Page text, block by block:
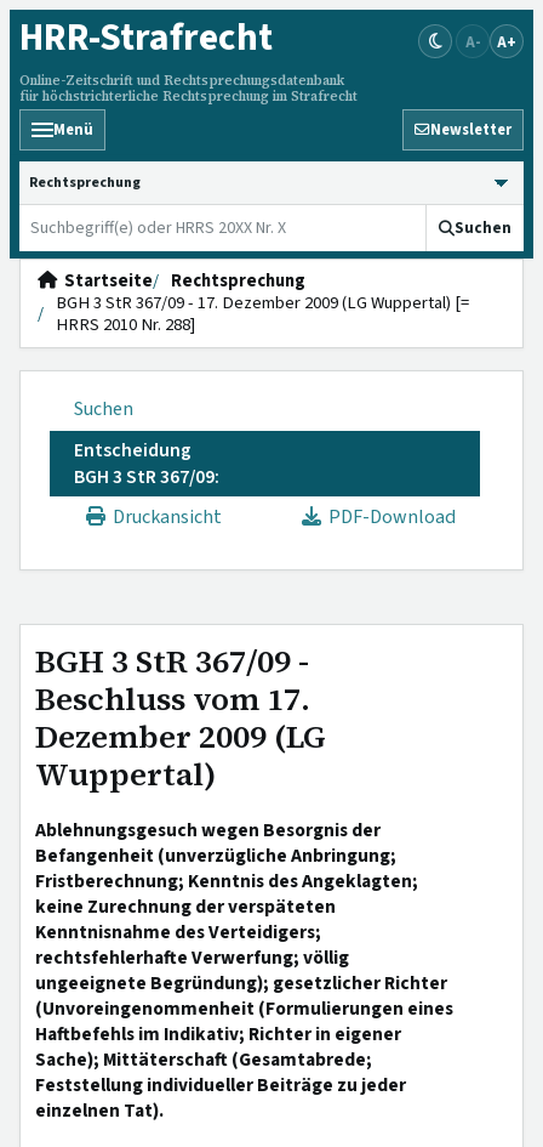
HRR-Strafrecht
Online-Zeitschrift und Rechtsprechungsdatenbank
für höchstrichterliche Rechtsprechung im Strafrecht
A- A+
Menü Newsletter
HRRS durchsuchen
Suchen
Startseite
Rechtsprechung
BGH 3 StR 367/09 - 17. Dezember 2009 (LG Wuppertal) [=
HRRS 2010 Nr. 288]
Suchen
Entscheidung
BGH 3 StR 367/09:
Druckansicht
PDF-Download
BGH 3 StR 367/09 -
Beschluss vom 17.
Dezember 2009 (LG
Wuppertal)
Ablehnungsgesuch wegen Besorgnis der
Befangenheit (unverzügliche Anbringung;
Fristberechnung; Kenntnis des Angeklagten;
keine Zurechnung der verspäteten
Kenntnisnahme des Verteidigers;
rechtsfehlerhafte Verwerfung; völlig
ungeeignete Begründung); gesetzlicher Richter
(Unvoreingenommenheit (Formulierungen eines
Haftbefehls im Indikativ; Richter in eigener
Sache); Mittäterschaft (Gesamtabrede;
Feststellung individueller Beiträge zu jeder
einzelnen Tat).